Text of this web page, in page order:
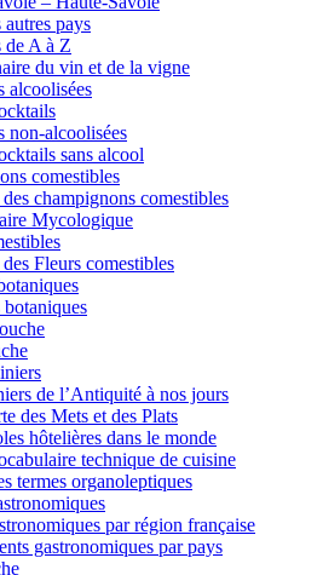
pays
de A à Z
du vin et de la vigne
alcoolisées
non-alcoolisées
sans alcool
comestibles
champignons comestibles
Mycologique
Fleurs comestibles
de l’Antiquité à nos jours
des Mets et des Plats
hôtelières dans le monde
technique de cuisine
termes organoleptiques
par région française
gastronomiques par pays